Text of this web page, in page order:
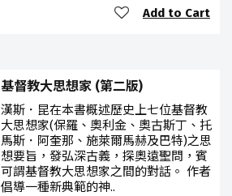
Add to Cart
基督教大思想家 (第二版)
漢斯．昆在本書概述歷史上七位基督教
大思想家(保羅、奧利金、奧古斯丁、托
馬斯．阿奎那、施萊爾馬赫及巴特)之思
想要旨，發弘深古義，探奧遠聖問，賓
可謂基督教大思想家之間的對話。 作者
倡導一種新典範的神..